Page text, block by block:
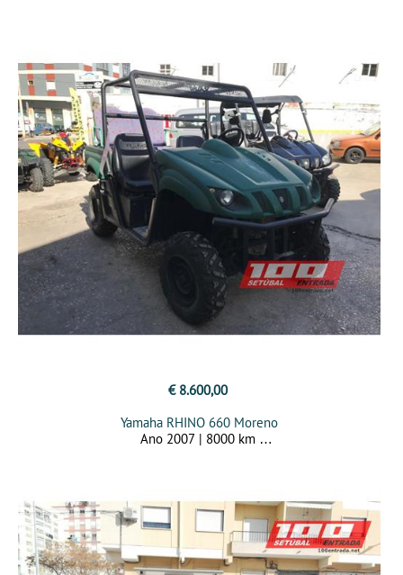
€ 8.600,00
Yamaha RHINO 660 Moreno
Ano 2007 | 8000 km